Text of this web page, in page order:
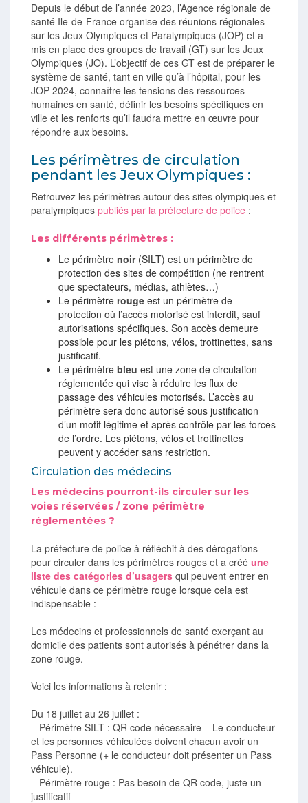
Depuis le début de l’année 2023, l’Agence régionale de
santé Ile-de-France organise des réunions régionales
sur les Jeux Olympiques et Paralympiques (JOP) et a
mis en place des groupes de travail (GT) sur les Jeux
Olympiques (JO). L’objectif de ces GT est de préparer le
système de santé, tant en ville qu’à l’hôpital, pour les
JOP 2024, connaître les tensions des ressources
humaines en santé, définir les besoins spécifiques en
ville et les renforts qu’il faudra mettre en œuvre pour
répondre aux besoins.
Les périmètres de circulation
pendant les Jeux Olympiques :
Retrouvez les périmètres autour des sites olympiques et
paralympiquespubliés par la préfecture de police :
Les différents périmètres :
Le périmètre noir(SILT) est un périmètre de
protection des sites de compétition (ne rentrent
que spectateurs, médias, athlètes…)
Le périmètre rouge est un périmètre de
protection où l’accès motorisé est interdit, sauf
autorisations spécifiques. Son accès demeure
possible pour les piétons, vélos, trottinettes, sans
justificatif.
Le périmètrebleu est une zone de circulation
réglementée qui vise à réduire les flux de
passage des véhicules motorisés. L’accès au
périmètre sera donc autorisé sous justification
d’un motif légitime et après contrôle par les forces
de l’ordre. Les piétons, vélos et trottinettes
peuvent y accéder sans restriction.
Circulation des médecins
Les médecins pourront-ils circuler sur les
voies réservées / zone périmètre
réglementées ?
La préfecture de police à réfléchit à des dérogations
pour circuler dans les périmètres rouges et a crééune
liste des catégories d’usagers qui peuvent entrer en
véhicule dans ce périmètre rouge lorsque cela est
indispensable :
Les médecins et professionnels de santé exerçant au
domicile des patients sont autorisés à pénétrer dans la
zone rouge.
Voici les informations à retenir :
Du 18 juillet au 26 juillet :
– Périmètre SILT : QR code nécessaire – Le conducteur
et les personnes véhiculées doivent chacun avoir un
Pass Personne (+ le conducteur doit présenter un Pass
véhicule).
– Périmètre rouge : Pas besoin de QR code, juste un
justificatif